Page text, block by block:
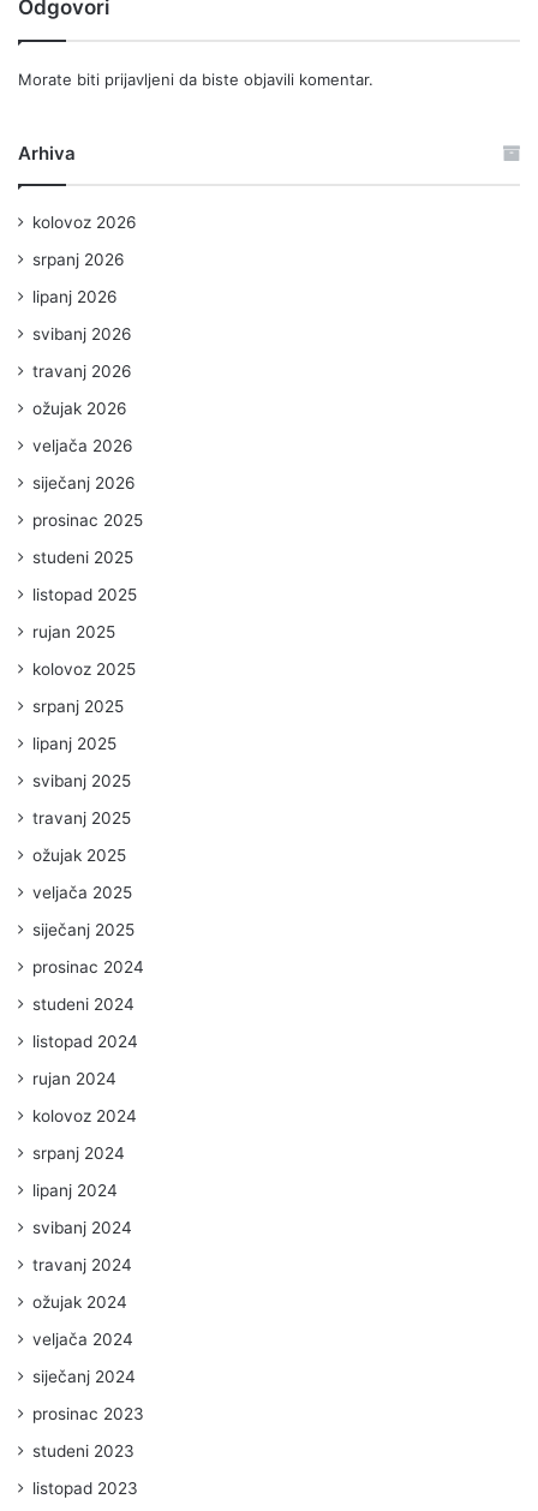
Odgovori
Morate biti prijavljeni da biste objavili komentar.
Arhiva
kolovoz 2026
srpanj 2026
lipanj 2026
svibanj 2026
travanj 2026
ožujak 2026
veljača 2026
siječanj 2026
prosinac 2025
studeni 2025
listopad 2025
rujan 2025
kolovoz 2025
srpanj 2025
lipanj 2025
svibanj 2025
travanj 2025
ožujak 2025
veljača 2025
siječanj 2025
prosinac 2024
studeni 2024
listopad 2024
rujan 2024
kolovoz 2024
srpanj 2024
lipanj 2024
svibanj 2024
travanj 2024
ožujak 2024
veljača 2024
siječanj 2024
prosinac 2023
studeni 2023
listopad 2023